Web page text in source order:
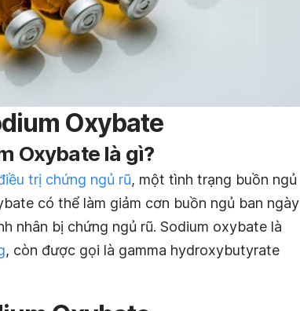
Oxybate
Oxybate là gì?
trị chứng ngủ rũ, một tình trạng buồn ngủ
có thể làm giảm cơn buồn ngủ ban ngày
nhân bị chứng ngủ rũ. Sodium oxybate là
, còn được gọi là gamma hydroxybutyrate